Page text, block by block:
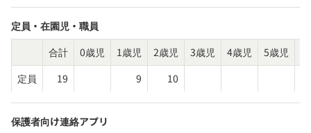
定員・在園児・職員
合計
0歳児 1歳児 2歳児 3歳児 4歳児 5歳児
定員
19 9 10
保護者向け連絡アプリ